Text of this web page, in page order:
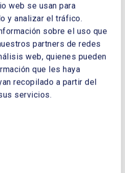
web se usan para
y analizar el tráfico.
sobre el uso que
partners de redes
web, quienes pueden
que les haya
recopilado a partir del
servicios.
que los objetivos
señalan un
potencia de 2.200 MW
preparados
incremento de eólica
competitivo con
ubicada en España.